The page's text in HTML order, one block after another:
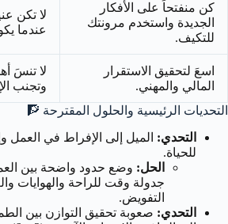
كن منفتحاً على الأفكار
الجديدة واستخدم مرونتك
للتكيف.
لا تكن
عندما
اسعَ لتحقيق الاستقرار
المالي والمهني.
لا تنسَ
وتجنب
التحديات الرئيسية والحلول المقترحة 🧗
التحدي: الميل إلى الإفراط في العمل
للحياة.
الحل: وضع حدود واضحة بين
جدولة وقت للراحة والهوايات
التفويض.
التحدي: